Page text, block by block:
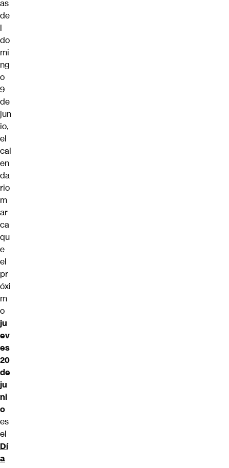
as
de
l
do
mi
ng
o
9
de
jun
io,
el
cal
en
da
rio
m
ar
ca
qu
e
el
pr
óxi
m
o
ju
ev
es
20
de
ju
ni
o
es
el
Dí
a